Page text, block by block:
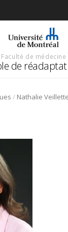
Faculté de médecine
de
/